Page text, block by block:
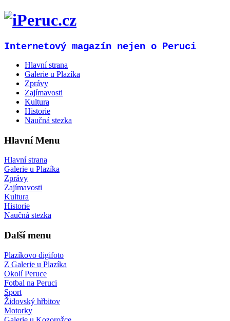
Internetový magazín nejen o Peruci
Hlavní strana
Galerie u Plazíka
Zprávy
Zajímavosti
Kultura
Historie
Naučná stezka
Hlavní Menu
Hlavní strana
Galerie u Plazíka
Zprávy
Zajímavosti
Kultura
Historie
Naučná stezka
Další menu
Plazíkovo digifoto
Z Galerie u Plazíka
Okolí Peruce
Fotbal na Peruci
Sport
Židovský hřbitov
Motorky